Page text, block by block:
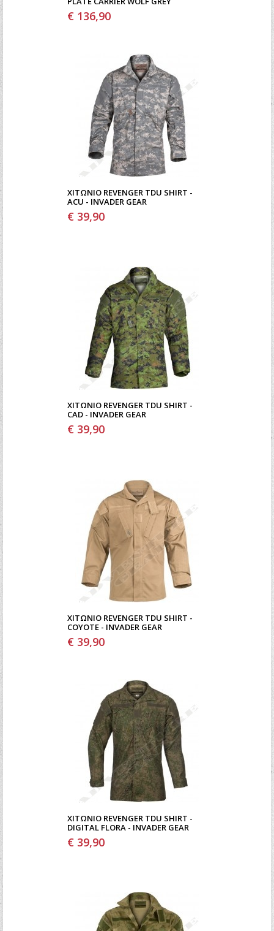
€ 136,90
ΧΙΤΏΝΙΟ REVENGER TDU SHIRT -
ACU - INVADER GEAR
€ 39,90
ΧΙΤΏΝΙΟ REVENGER TDU SHIRT -
CAD - INVADER GEAR
€ 39,90
ΧΙΤΏΝΙΟ REVENGER TDU SHIRT -
COYOTE - INVADER GEAR
€ 39,90
ΧΙΤΏΝΙΟ REVENGER TDU SHIRT -
DIGITAL FLORA - INVADER GEAR
€ 39,90